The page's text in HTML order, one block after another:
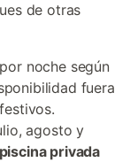
de otras
noche según
fuera
agosto y
privada